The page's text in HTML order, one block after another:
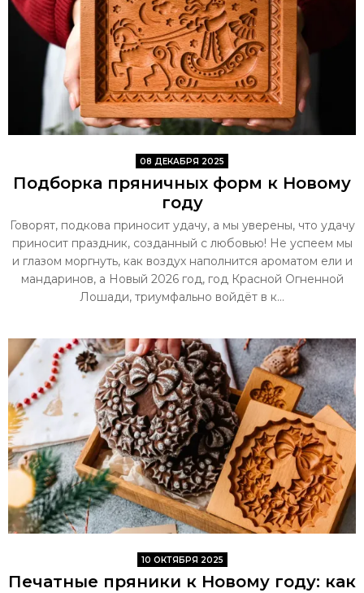
08 ДЕКАБРЯ 2025
Подборка пряничных форм к Новому
году
Говорят, подкова приносит удачу, а мы уверены, что удачу
приносит праздник, созданный с любовью! Не успеем мы
и глазом моргнуть, как воздух наполнится ароматом ели и
мандаринов, а Новый 2026 год, год Красной Огненной
Лошади, триумфально войдёт в к...
10 ОКТЯБРЯ 2025
Печатные пряники к Новому году: как